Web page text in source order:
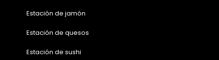
Estación de jamón
Estación de quesos
Estación de sushi